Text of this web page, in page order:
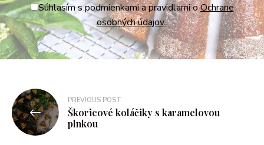
Súhlasím s podmienkami a pravidlami oOchrane
osobných údajov..
PREVIOUS POST
Škoricové koláčiky s karamelovou
plnkou